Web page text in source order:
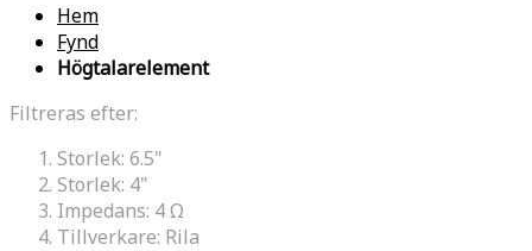
Hem
Fynd
Högtalarelement
Filtreras efter:
Storlek: 6.5"
Storlek: 4"
Impedans: 4 Ω
Tillverkare: Rila